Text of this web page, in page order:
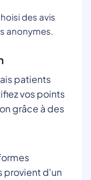
des avis
anonymes.
patients
vos points
grâce à des
provient d'un